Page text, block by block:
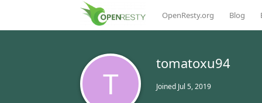
OpenResty.org Blog
T
tomatoxu94
Joined Jul 5, 2019